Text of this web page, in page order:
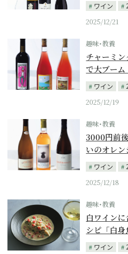
ワイン
2025/12/21
趣味･教養
チャーミ
で大ブー
ワイン
2025/12/19
趣味･教養
3000円前
いのオレ
ワイン
2025/12/18
趣味･教養
白ワイン
シピ「白
ワイン